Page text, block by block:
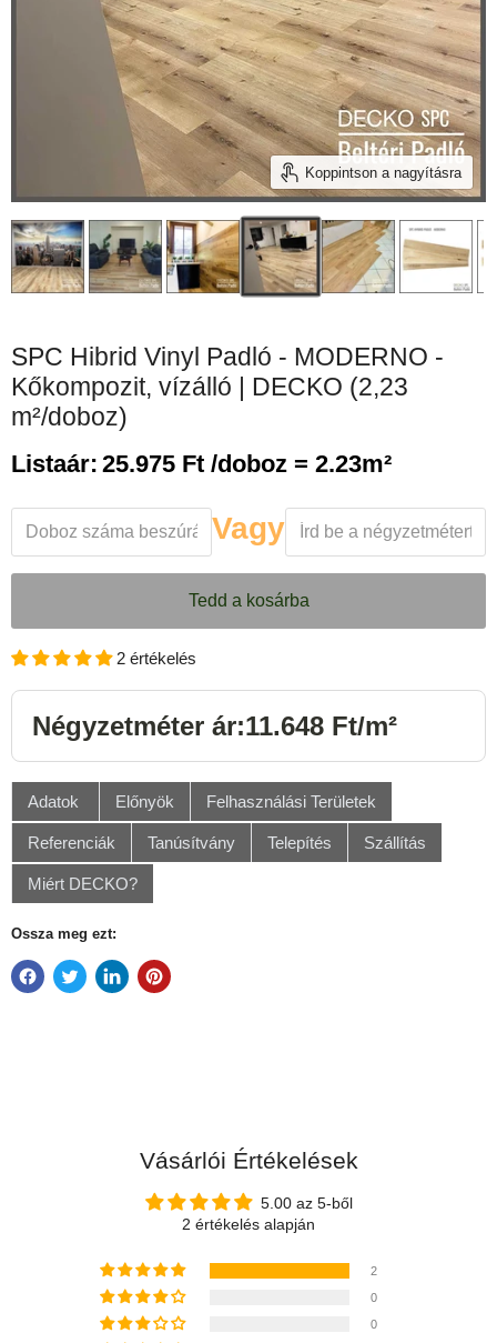
Koppintson a nagyításra
SPC Hibrid Vinyl Padló - MODERNO -
Kőkompozit, vízálló | DECKO (2,23
m²/doboz)
Listaár: 25.975 Ft /doboz = 2.23m²
Vagy
Tedd a kosárba
2 értékelés
Négyzetméter ár:11.648 Ft/m²
Adatok Előnyök Felhasználási Területek
Referenciák Tanúsítvány Telepítés Szállítás
Miért DECKO?
Ossza meg ezt:
Vásárlói Értékelések
5.00 az 5-ből
2 értékelés alapján
2
0
0